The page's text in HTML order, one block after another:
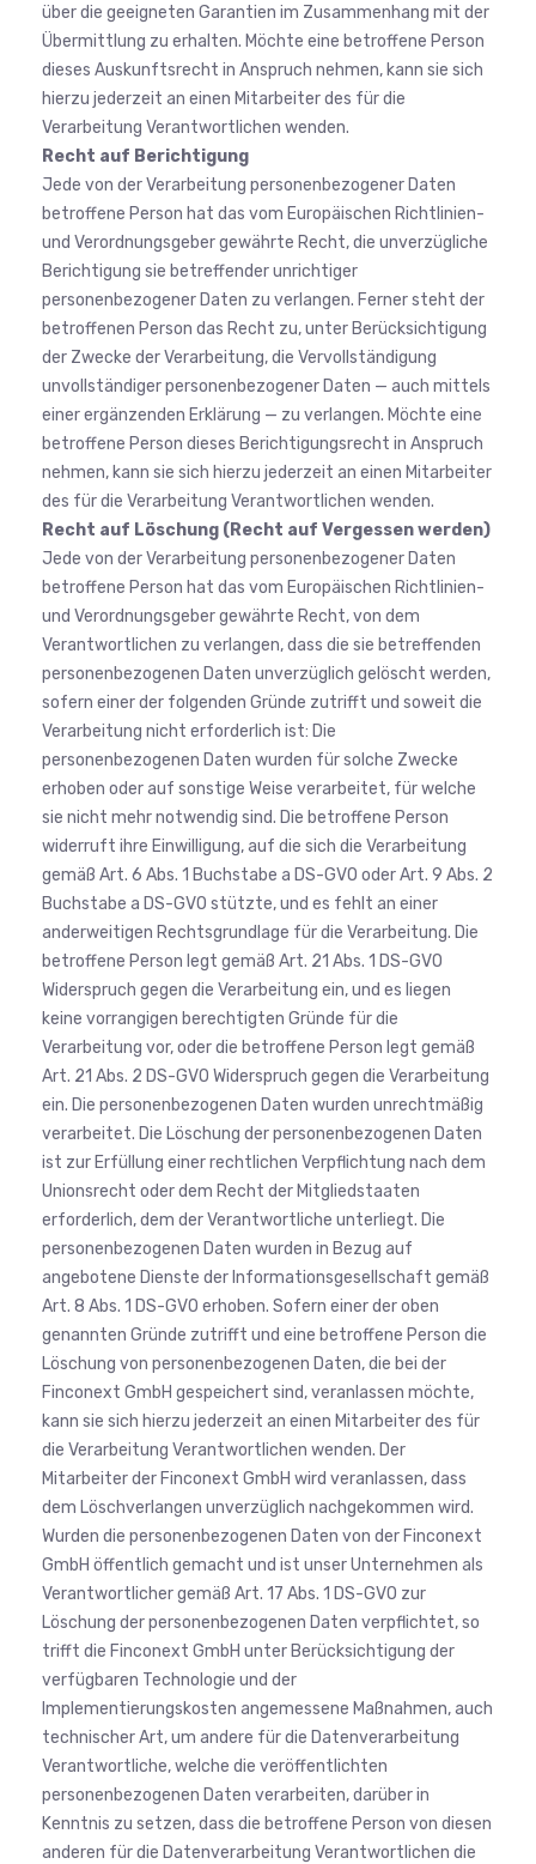
über die geeigneten Garantien im Zusammenhang mit der
Übermittlung zu erhalten. Möchte eine betroffene Person
dieses Auskunftsrecht in Anspruch nehmen, kann sie sich
hierzu jederzeit an einen Mitarbeiter des für die
Verarbeitung Verantwortlichen wenden.
Recht auf Berichtigung
Jede von der Verarbeitung personenbezogener Daten
betroffene Person hat das vom Europäischen Richtlinien-
und Verordnungsgeber gewährte Recht, die unverzügliche
Berichtigung sie betreffender unrichtiger
personenbezogener Daten zu verlangen. Ferner steht der
betroffenen Person das Recht zu, unter Berücksichtigung
der Zwecke der Verarbeitung, die Vervollständigung
unvollständiger personenbezogener Daten — auch mittels
einer ergänzenden Erklärung — zu verlangen. Möchte eine
betroffene Person dieses Berichtigungsrecht in Anspruch
nehmen, kann sie sich hierzu jederzeit an einen Mitarbeiter
des für die Verarbeitung Verantwortlichen wenden.
Recht auf Löschung (Recht auf Vergessen werden)
Jede von der Verarbeitung personenbezogener Daten
betroffene Person hat das vom Europäischen Richtlinien-
und Verordnungsgeber gewährte Recht, von dem
Verantwortlichen zu verlangen, dass die sie betreffenden
personenbezogenen Daten unverzüglich gelöscht werden,
sofern einer der folgenden Gründe zutrifft und soweit die
Verarbeitung nicht erforderlich ist: Die
personenbezogenen Daten wurden für solche Zwecke
erhoben oder auf sonstige Weise verarbeitet, für welche
sie nicht mehr notwendig sind. Die betroffene Person
widerruft ihre Einwilligung, auf die sich die Verarbeitung
gemäß Art. 6 Abs. 1 Buchstabe a DS-GVO oder Art. 9 Abs. 2
Buchstabe a DS-GVO stützte, und es fehlt an einer
anderweitigen Rechtsgrundlage für die Verarbeitung. Die
betroffene Person legt gemäß Art. 21 Abs. 1 DS-GVO
Widerspruch gegen die Verarbeitung ein, und es liegen
keine vorrangigen berechtigten Gründe für die
Verarbeitung vor, oder die betroffene Person legt gemäß
Art. 21 Abs. 2 DS-GVO Widerspruch gegen die Verarbeitung
ein. Die personenbezogenen Daten wurden unrechtmäßig
verarbeitet. Die Löschung der personenbezogenen Daten
ist zur Erfüllung einer rechtlichen Verpflichtung nach dem
Unionsrecht oder dem Recht der Mitgliedstaaten
erforderlich, dem der Verantwortliche unterliegt. Die
personenbezogenen Daten wurden in Bezug auf
angebotene Dienste der Informationsgesellschaft gemäß
Art. 8 Abs. 1 DS-GVO erhoben. Sofern einer der oben
genannten Gründe zutrifft und eine betroffene Person die
Löschung von personenbezogenen Daten, die bei der
Finconext GmbH gespeichert sind, veranlassen möchte,
kann sie sich hierzu jederzeit an einen Mitarbeiter des für
die Verarbeitung Verantwortlichen wenden. Der
Mitarbeiter der Finconext GmbH wird veranlassen, dass
dem Löschverlangen unverzüglich nachgekommen wird.
Wurden die personenbezogenen Daten von der Finconext
GmbH öffentlich gemacht und ist unser Unternehmen als
Verantwortlicher gemäß Art. 17 Abs. 1 DS-GVO zur
Löschung der personenbezogenen Daten verpflichtet, so
trifft die Finconext GmbH unter Berücksichtigung der
verfügbaren Technologie und der
Implementierungskosten angemessene Maßnahmen, auch
technischer Art, um andere für die Datenverarbeitung
Verantwortliche, welche die veröffentlichten
personenbezogenen Daten verarbeiten, darüber in
Kenntnis zu setzen, dass die betroffene Person von diesen
anderen für die Datenverarbeitung Verantwortlichen die